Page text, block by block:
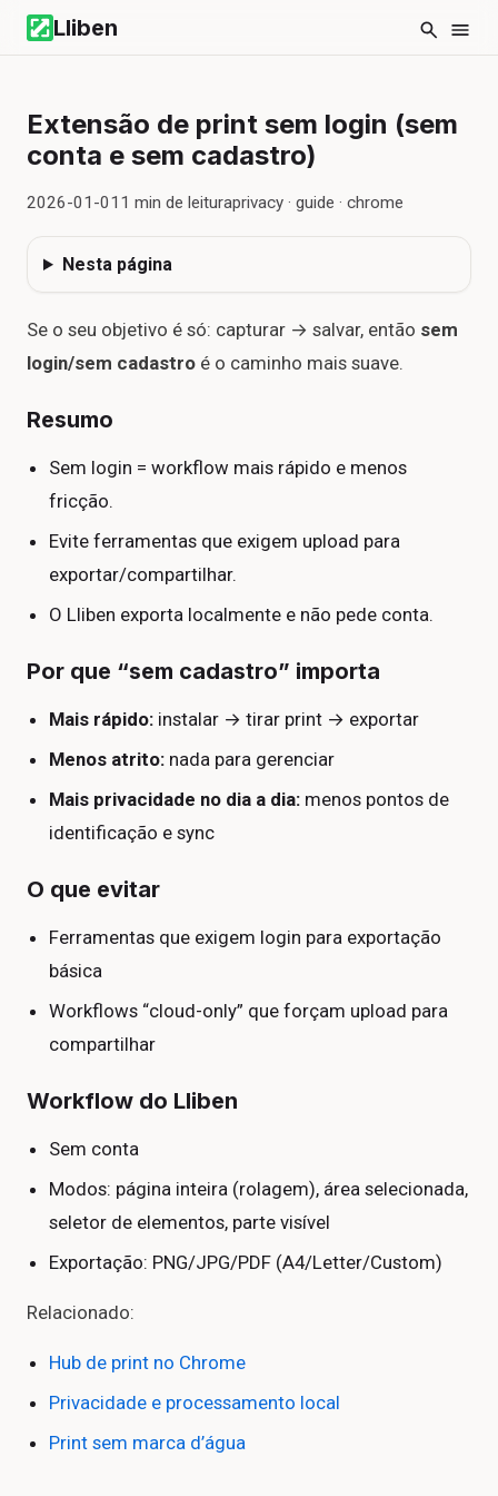
Lliben
Extensão de print sem login (sem
conta e sem cadastro)
2026-01-01 1 min de leituraprivacy · guide · chrome
Nesta página
Se o seu objetivo é só: capturar → salvar, então sem
login/sem cadastro é o caminho mais suave.
Resumo
Sem login = workflow mais rápido e menos
fricção.
Evite ferramentas que exigem upload para
exportar/compartilhar.
O Lliben exporta localmente e não pede conta.
Por que “sem cadastro” importa
Mais rápido: instalar → tirar print → exportar
Menos atrito: nada para gerenciar
Mais privacidade no dia a dia: menos pontos de
identificação e sync
O que evitar
Ferramentas que exigem login para exportação
básica
Workflows “cloud-only” que forçam upload para
compartilhar
Workflow do Lliben
Sem conta
Modos: página inteira (rolagem), área selecionada,
seletor de elementos, parte visível
Exportação: PNG/JPG/PDF (A4/Letter/Custom)
Relacionado:
Hub de print no Chrome
Privacidade e processamento local
Print sem marca d’água